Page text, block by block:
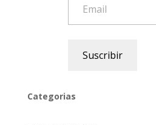
Suscribir
Categorias